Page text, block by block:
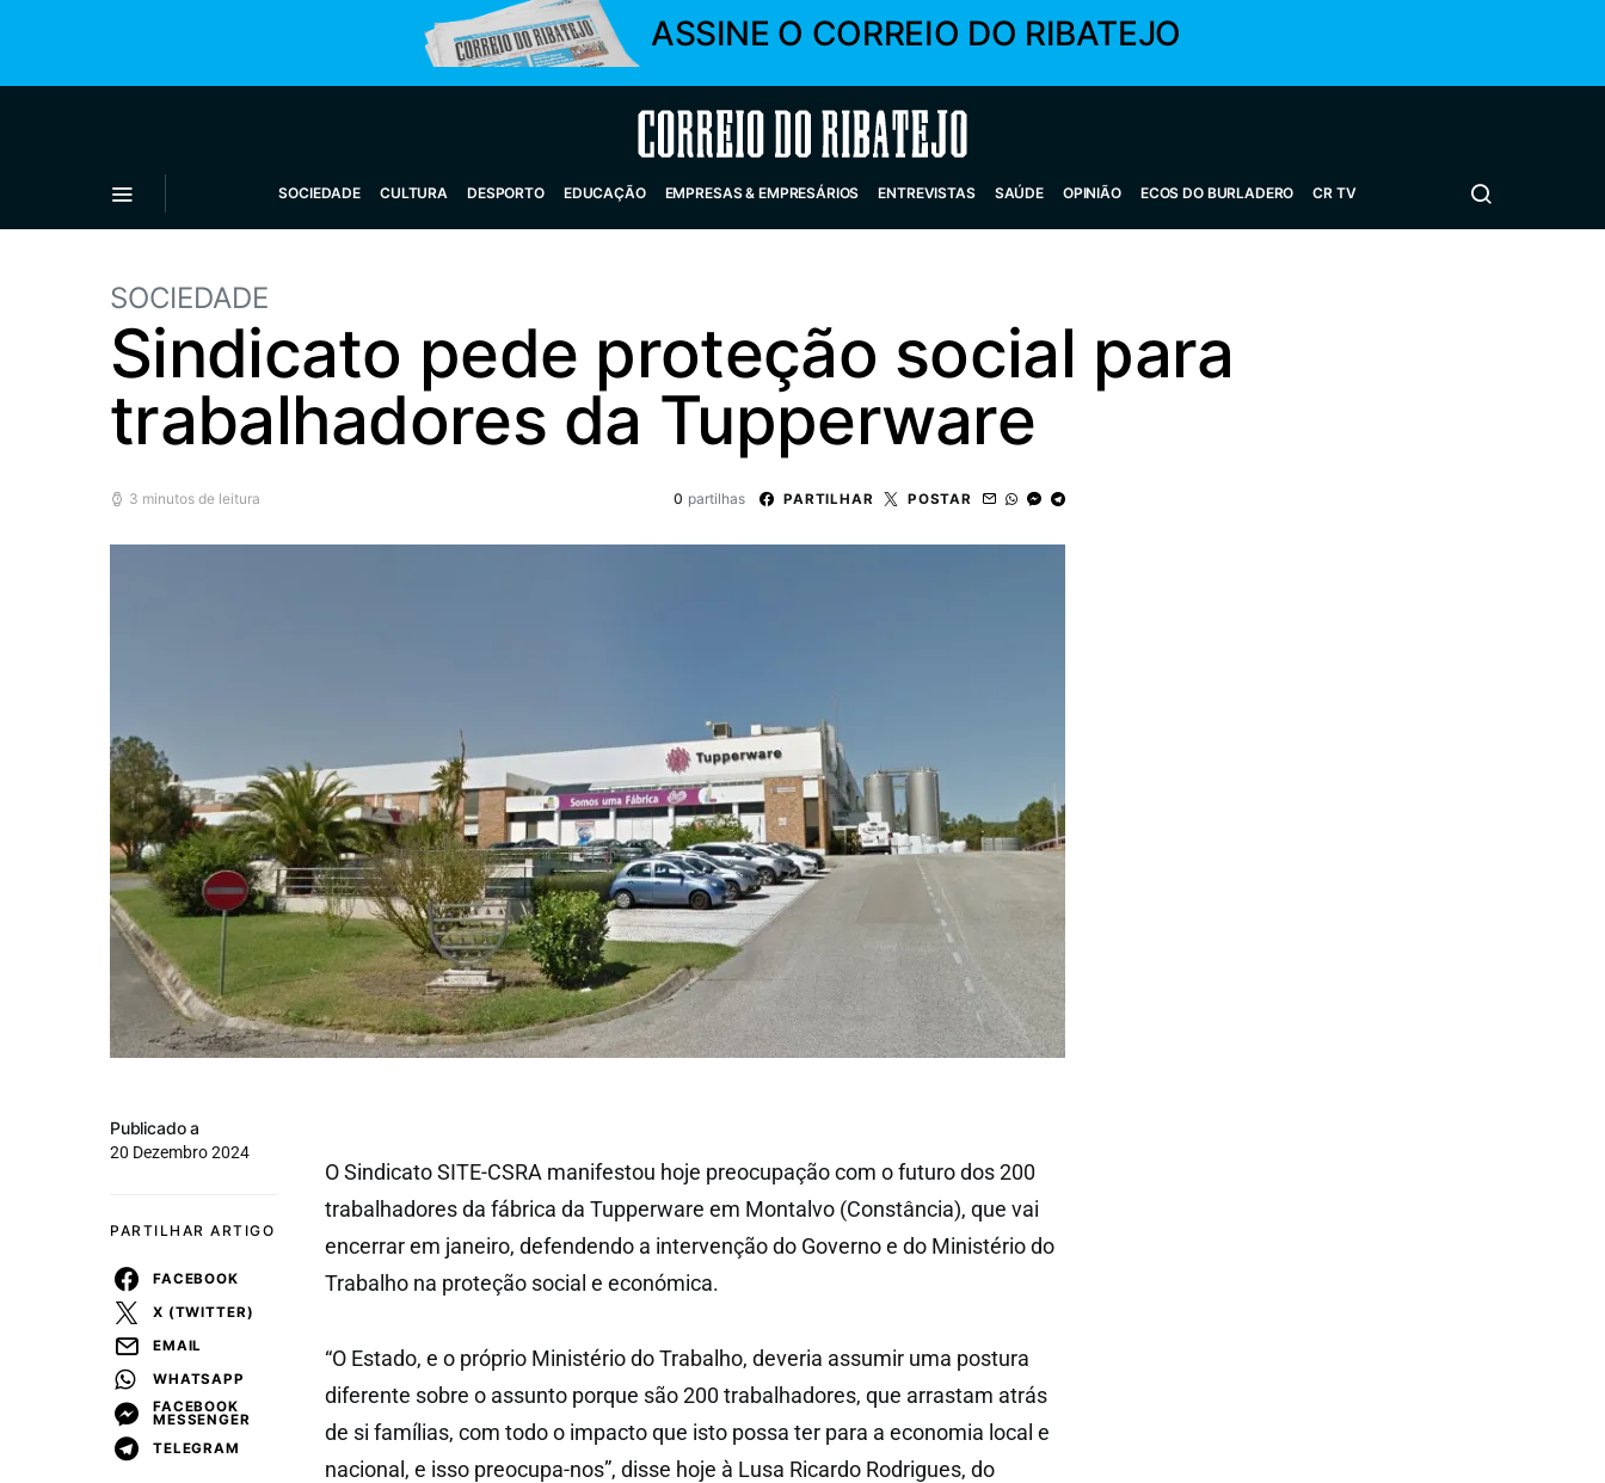
ASSINE O CORREIO DO RIBATEJO
Correio do Ribatejo
SOCIEDADE CULTURA DESPORTO EDUCAÇÃO EMPRESAS & EMPRESÁRIOS ENTREVISTAS SAÚDE OPINIÃO ECOS DO BURLADERO CR TV
SOCIEDADE
Sindicato pede proteção social para
trabalhadores da Tupperware
3 minutos de leitura 0 partilhas PARTILHAR POSTAR
Publicado a
20 Dezembro 2024
PARTILHAR ARTIGO
FACEBOOK
X (TWITTER)
EMAIL
WHATSAPP
FACEBOOK
MESSENGER
TELEGRAM
O Sindicato SITE-CSRA manifestou hoje preocupação com o futuro dos 200
trabalhadores da fábrica da Tupperware em Montalvo (Constância), que vai
encerrar em janeiro, defendendo a intervenção do Governo e do Ministério do
Trabalho na proteção social e económica.
“O Estado, e o próprio Ministério do Trabalho, deveria assumir uma postura
diferente sobre o assunto porque são 200 trabalhadores, que arrastam atrás
de si famílias, com todo o impacto que isto possa ter para a economia local e
nacional, e isso preocupa-nos”, disse hoje à Lusa Ricardo Rodrigues, do